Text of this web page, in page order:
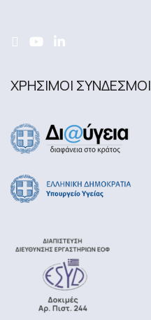
ΧΡΗΣΙΜΟΙ ΣΥΝΔΕΣΜΟΙ